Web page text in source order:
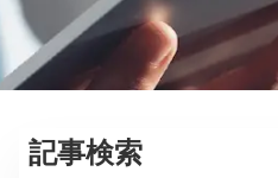
記事検索